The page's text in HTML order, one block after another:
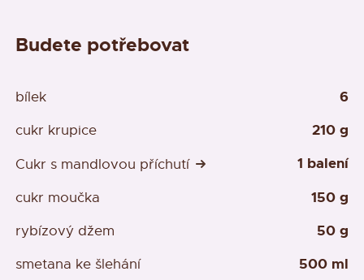
Budete potřebovat
bílek 6
cukr krupice 210 g
Cukr s mandlovou příchutí 1 balení
cukr moučka 150 g
rybízový džem 50 g
smetana ke šlehání 500 ml